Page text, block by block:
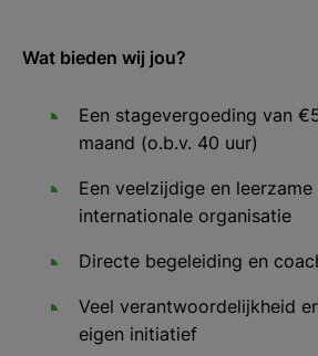
Wat bieden wij jou?
Een stagevergoeding van
maand (o.b.v. 40 uur)
Een veelzijdige en
internationale organisatie
Directe begeleiding en
Veel verantwoordelijkheid
eigen initiatief